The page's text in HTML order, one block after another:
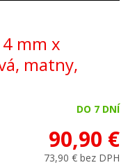
mm x
matny,
DO 7 DNÍ
90,90 €
73,90 € bez DPH